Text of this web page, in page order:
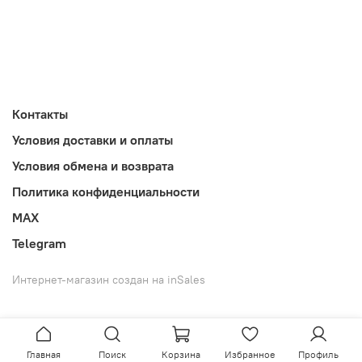
Контакты
Условия доставки и оплаты
Условия обмена и возврата
Политика конфиденциальности
MAX
Telegram
Интернет-магазин создан на inSales
Главная Поиск Корзина Избранное Профиль